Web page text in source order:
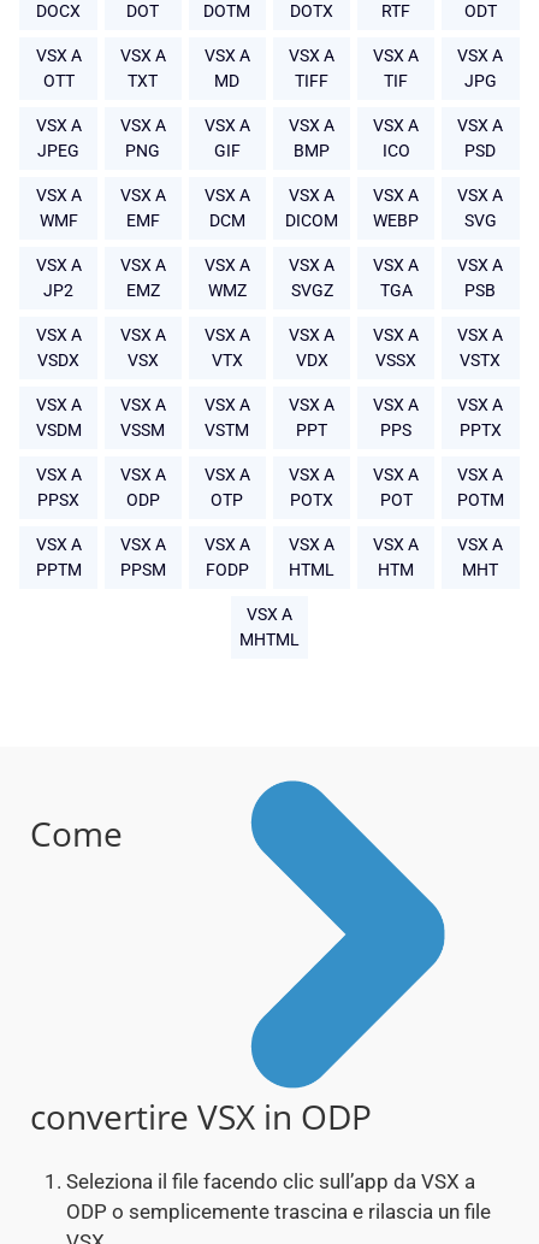
DOCX
DOT
DOTM
DOTX
RTF
ODT
VSX A
OTT
VSX A
TXT
VSX A
MD
VSX A
TIFF
VSX A
TIF
VSX A
JPG
VSX A
JPEG
VSX A
PNG
VSX A
GIF
VSX A
BMP
VSX A
ICO
VSX A
PSD
VSX A
WMF
VSX A
EMF
VSX A
DCM
VSX A
DICOM
VSX A
WEBP
VSX A
SVG
VSX A
JP2
VSX A
EMZ
VSX A
WMZ
VSX A
SVGZ
VSX A
TGA
VSX A
PSB
VSX A
VSDX
VSX A
VSX
VSX A
VTX
VSX A
VDX
VSX A
VSSX
VSX A
VSTX
VSX A
VSDM
VSX A
VSSM
VSX A
VSTM
VSX A
PPT
VSX A
PPS
VSX A
PPTX
VSX A
PPSX
VSX A
ODP
VSX A
OTP
VSX A
POTX
VSX A
POT
VSX A
POTM
VSX A
PPTM
VSX A
PPSM
VSX A
FODP
VSX A
HTML
VSX A
HTM
VSX A
MHT
VSX A
MHTML
Come
convertire VSX in ODP
Seleziona il file facendo clic sull’app da VSX a
ODP o semplicemente trascina e rilascia un file